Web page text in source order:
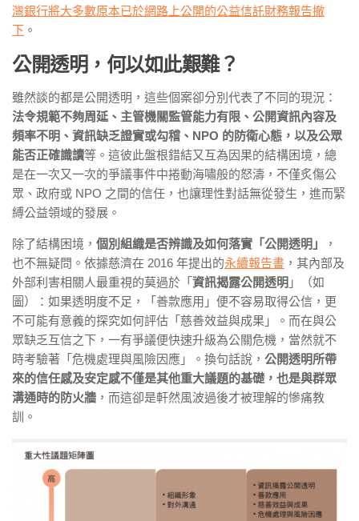
灣銀行將大多數原本已於網路上公開的公益信託財務報告撤
下 。
公開透明，何以如此艱難？
雖然談的都是公開透明，這些個案卻分別代表了不同的現況：
法令規範不夠周延、主管機關監管能力有限、公開資訊內容及
頻率不明、資訊缺乏證實或勾稽、NPO 的防衛心態，以及公眾
能否正確識讀等。這彼此盤根錯結又互為因果的結構困境，總
是在一次又一次的爭議事件中捲動海嘯般的怒濤，不僅炙傷公
眾、政府或 NPO 之間的信任，也讓理性對話無從發生，進而緊
縛公益領域的發展。
除了結構困境， 個別組織是否辨識及如何落實「公開透明」
，
也不無疑問。依據慈濟在 2016 年提出的永續報告書 ，其內部及
外部利害相關人最重視的莫過於「 資訊揭露公開透明 」（如
圖）：如果透明度不足，「善款應用」便不容易取得公信，更
不可能有意義的探究如何評估「慈善效益與成果」。而在與公
眾缺乏互信之下，一有爭議便快速升級為公關危機，當然就不
時考驗著「危機處理與風險因應」。換句話說， 公開透明所帶
來的信任感及安定感不僅是其他重大議題的基礎，也是與群眾
溝通時的防火牆 ，而這卻是軒然風波過後才被理解的慘痛教
訓。